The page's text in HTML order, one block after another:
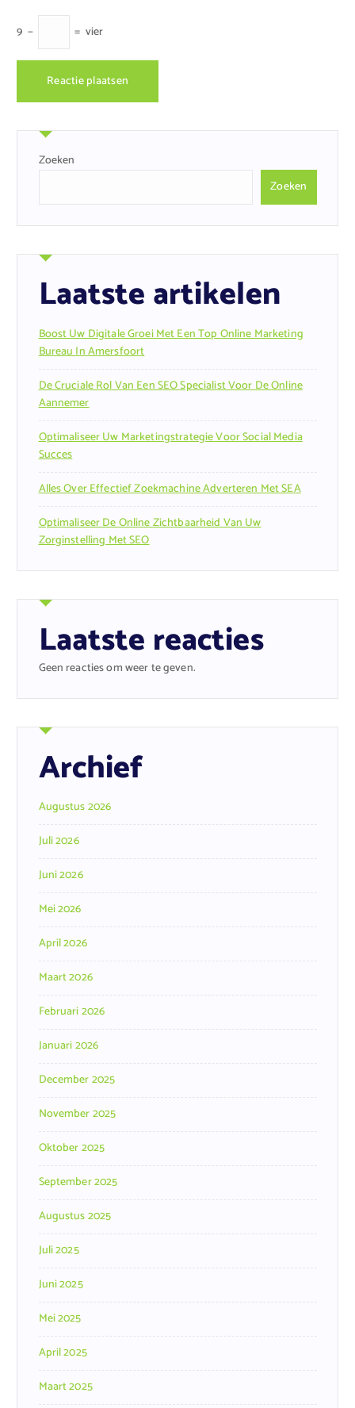
9 − = vier
Zoeken
Zoeken
Laatste artikelen
Boost Uw Digitale Groei Met Een Top Online Marketing
Bureau In Amersfoort
De Cruciale Rol Van Een SEO Specialist Voor De Online
Aannemer
Optimaliseer Uw Marketingstrategie Voor Social Media
Succes
Alles Over Effectief Zoekmachine Adverteren Met SEA
Optimaliseer De Online Zichtbaarheid Van Uw
Zorginstelling Met SEO
Laatste reacties
Geen reacties om weer te geven.
Archief
Augustus 2026
Juli 2026
Juni 2026
Mei 2026
April 2026
Maart 2026
Februari 2026
Januari 2026
December 2025
November 2025
Oktober 2025
September 2025
Augustus 2025
Juli 2025
Juni 2025
Mei 2025
April 2025
Maart 2025